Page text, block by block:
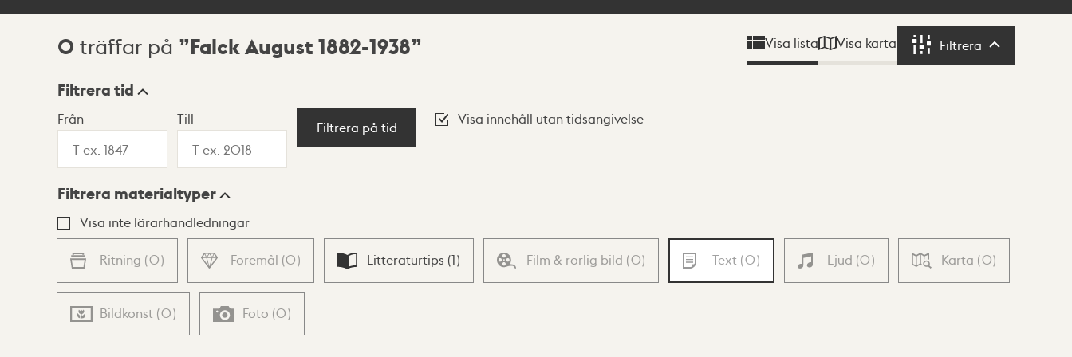
Sökresultat
0 träffar på Falck August 1882-1938 Visa lista Visa karta Filtrera Filtrera
Visningsläge
Lista Karta
Filtrera tid
Från Till
Filtrera på tid
Visa innehåll utan tidsangivelse
Filtrera materialtyper
Visa inte lärarhandledningar
Ritning (0) Föremål (0) Litteraturtips (1) Film & rörlig bild (0) Text (0) Ljud (0) Karta (0)
Bildkonst (0) Foto (0)